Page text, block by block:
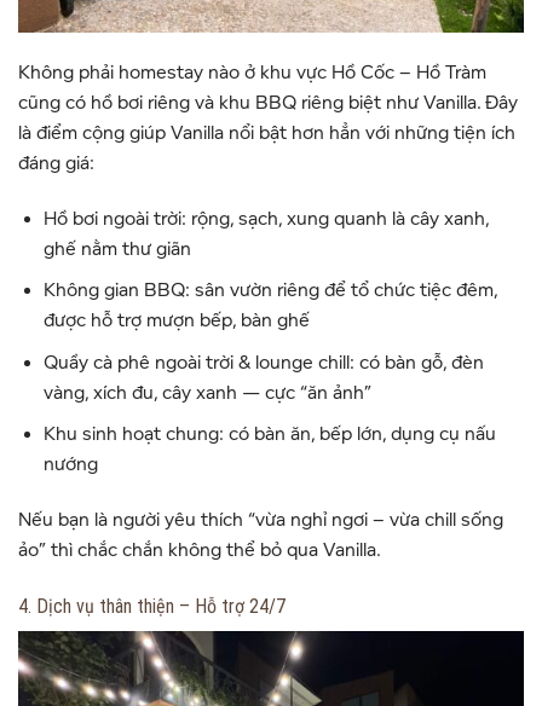
Không phải homestay nào ở khu vực Hồ Cốc – Hồ Tràm
cũng có hồ bơi riêng và khu BBQ riêng biệt như Vanilla. Đây
là điểm cộng giúp Vanilla nổi bật hơn hẳn với những tiện ích
đáng giá:
Hồ bơi ngoài trời: rộng, sạch, xung quanh là cây xanh,
ghế nằm thư giãn
Không gian BBQ: sân vườn riêng để tổ chức tiệc đêm,
được hỗ trợ mượn bếp, bàn ghế
Quầy cà phê ngoài trời & lounge chill: có bàn gỗ, đèn
vàng, xích đu, cây xanh — cực “ăn ảnh”
Khu sinh hoạt chung: có bàn ăn, bếp lớn, dụng cụ nấu
nướng
Nếu bạn là người yêu thích “vừa nghỉ ngơi – vừa chill sống
ảo” thì chắc chắn không thể bỏ qua Vanilla.
4. Dịch vụ thân thiện – Hỗ trợ 24/7